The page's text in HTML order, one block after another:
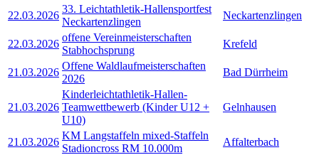
22.03.2026
33. Leichtathletik-Hallensportfest
Neckartenzlingen
Neckartenzlingen
22.03.2026
offene Vereinmeisterschaften
Stabhochsprung
Krefeld
21.03.2026
Offene Waldlaufmeisterschaften
2026
Bad Dürrheim
21.03.2026
Kinderleichtathletik-Hallen-
Teamwettbewerb (Kinder U12 +
U10)
Gelnhausen
21.03.2026
KM Langstaffeln mixed-Staffeln
Stadioncross RM 10.000m
Affalterbach